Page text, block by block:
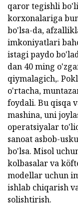
qaror tegishli
korxonalariga
bo'lsa-da,
imkoniyatlari
istagi paydo
dan 40 ming
qiymalagich,.
o'rtacha,
foydali. Bu qisqa
mashina, uni
operatsiyalar
sanoat asbob-
bo'lsa. Misol
kolbasalar va
modellar uchun
ishlab chiqarish
solishtirish.